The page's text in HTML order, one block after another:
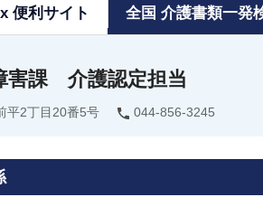
便利サイト 全国 介護書類一発
害課 介護認定担当
2丁目20番5号 044-856-3245